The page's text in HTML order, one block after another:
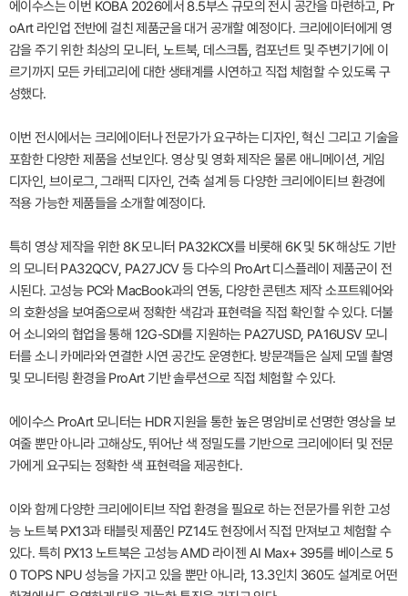
에이수스는 이번 KOBA 2026에서 8.5부스 규모의 전시 공간을 마련하고, Pr
oArt 라인업 전반에 걸친 제품군을 대거 공개할 예정이다. 크리에이터에게 영
감을 주기 위한 최상의 모니터, 노트북, 데스크톱, 컴포넌트 및 주변기기에 이
르기까지 모든 카테고리에 대한 생태계를 시연하고 직접 체험할 수 있도록 구
성했다.
이번 전시에서는 크리에이터나 전문가가 요구하는 디자인, 혁신 그리고 기술을
포함한 다양한 제품을 선보인다. 영상 및 영화 제작은 물론 애니메이션, 게임
디자인, 브이로그, 그래픽 디자인, 건축 설계 등 다양한 크리에이티브 환경에
적용 가능한 제품들을 소개할 예정이다.
특히 영상 제작을 위한 8K 모니터 PA32KCX를 비롯해 6K 및 5K 해상도 기반
의 모니터 PA32QCV, PA27JCV 등 다수의 ProArt 디스플레이 제품군이 전
시된다. 고성능 PC와 MacBook과의 연동, 다양한 콘텐츠 제작 소프트웨어와
의 호환성을 보여줌으로써 정확한 색감과 표현력을 직접 확인할 수 있다. 더불
어 소니와의 협업을 통해 12G-SDI를 지원하는 PA27USD, PA16USV 모니
터를 소니 카메라와 연결한 시연 공간도 운영한다. 방문객들은 실제 모델 촬영
및 모니터링 환경을 ProArt 기반 솔루션으로 직접 체험할 수 있다.
에이수스 ProArt 모니터는 HDR 지원을 통한 높은 명암비로 선명한 영상을 보
여줄 뿐만 아니라 고해상도, 뛰어난 색 정밀도를 기반으로 크리에이터 및 전문
가에게 요구되는 정확한 색 표현력을 제공한다.
이와 함께 다양한 크리에이티브 작업 환경을 필요로 하는 전문가를 위한 고성
능 노트북 PX13과 태블릿 제품인 PZ14도 현장에서 직접 만져보고 체험할 수
있다. 특히 PX13 노트북은 고성능 AMD 라이젠 AI Max+ 395를 베이스로 5
0 TOPS NPU 성능을 가지고 있을 뿐만 아니라, 13.3인치 360도 설계로 어떤